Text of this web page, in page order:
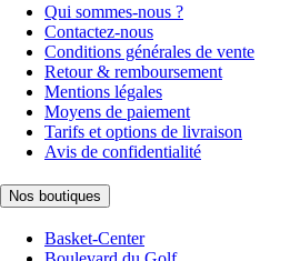
Qui sommes-nous ?
Contactez-nous
Conditions générales de vente
Retour & remboursement
Mentions légales
Moyens de paiement
Tarifs et options de livraison
Avis de confidentialité
Nos boutiques
Basket-Center